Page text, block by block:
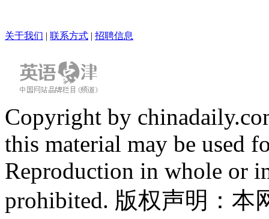
关于我们 | 联系方式 | 招聘信息
Copyright by
this material may be used
Reproduction in whole or
prohibited. 版权声明：